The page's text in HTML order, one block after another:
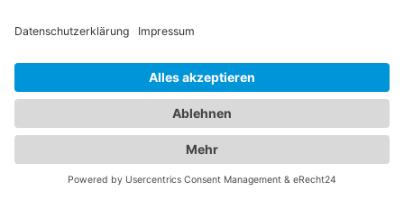
Informationen zum Thema "Bauträger Umsatzsteuer"
und in den umliegenden Städten. Wir wollen
sicherstellen, dass unsere Nutzerinnen und Nutzer
immer die aktuellsten und relevantesten
Informationen erhalten, unabhängig davon, wo sie
sich befinden. Deshalb haben wir auch eine Vielzahl
von Expertinnen und Experten aus verschiedenen